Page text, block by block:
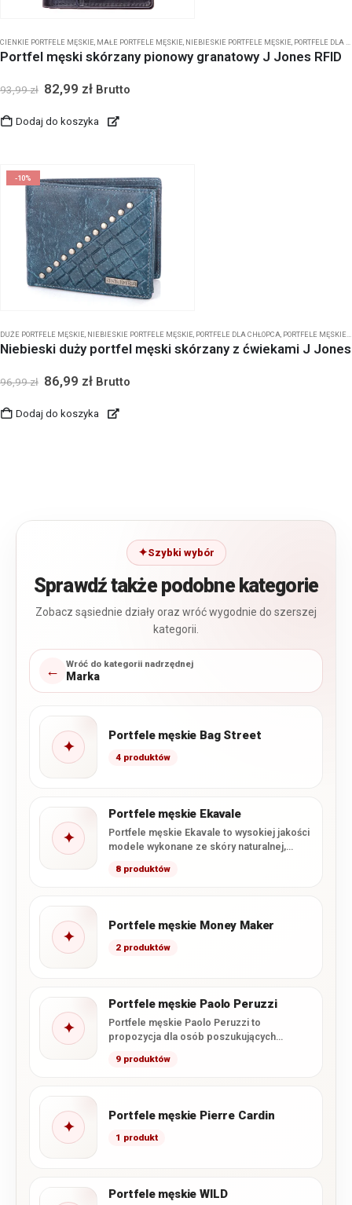
CIENKIE PORTFELE MĘSKIE MAŁE PORTFELE MĘSKIE NIEBIESKIE PORTFELE MĘSKIE PORTFELE DLA CHŁOPCA
Portfel męski skórzany pionowy granatowy J Jones RFID
93,99zł 82,99 zł Brutto
Dodaj do koszyka
-10%
DUŻE PORTFELE MĘSKIE NIEBIESKIE PORTFELE MĘSKIE PORTFELE DLA CHŁOPCA PORTFELE MĘSKIE BEZ ZAPIĘCIA
Niebieski duży portfel męski skórzany z ćwiekami J Jones
96,99zł 86,99 zł Brutto
Dodaj do koszyka
Szybki wybór
Sprawdź także podobne kategorie
Zobacz sąsiednie działy oraz wróć wygodnie do szerszej
kategorii.
← Wróć do kategorii nadrzędnej
Marka
✦
Portfele męskie Bag Street
4 produktów
✦
Portfele męskie Ekavale
Portfele męskie Ekavale to wysokiej jakości
modele wykonane ze skóry naturalnej,
charakterystycznym…
8 produktów
✦
Portfele męskie Money Maker
2 produktów
✦
Portfele męskie Paolo Peruzzi
Portfele męskie Paolo Peruzzi to
propozycja dla osób poszukujących
funkcjonalnego wnętrza i starannego…
9 produktów
✦
Portfele męskie Pierre Cardin
1 produkt
Portfele męskie WILD